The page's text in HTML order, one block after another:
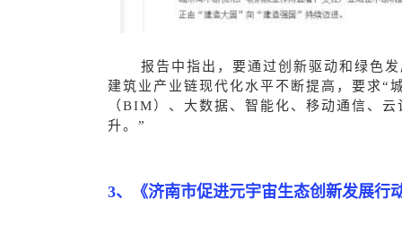
报告中指出，要通过创新驱动和绿色
建筑业产业链现代化水平不断提高，要求“
（BIM）、大数据、智能化、移动通信、
升。”
3、《济南市促进元宇宙生态创新发展行